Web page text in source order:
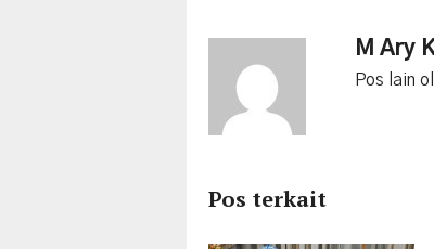
M Ary
Pos lain
Pos terkait